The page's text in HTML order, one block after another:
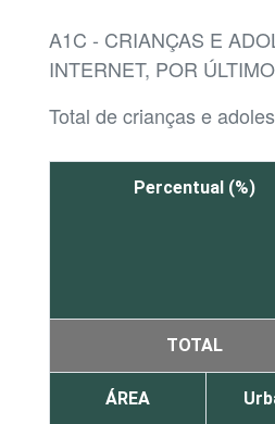
A1C - CRIANÇAS E
INTERNET, POR
Total de crianças e
Percentual (%)
TOTAL
ÁREA